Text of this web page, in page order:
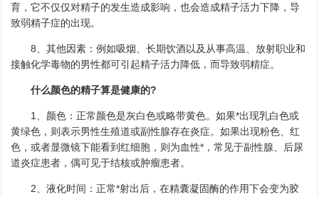
育，它不仅仅对精子的发生造成影响，也会造成精子活力下降，导
致弱精子症的出现。
8、其他因素：例如吸烟、长期饮酒以及从事高温、放射职业和
接触化学毒物的男性都可引起精子活力降低，而导致弱精症。
什么颜色的精子算是健康的?
1、颜色：正常颜色是灰白色或略带黄色。如果*出现乳白色或
黄绿色，则表示男性生殖道或副性腺存在炎症。如果出现粉色、红
色，或者显微镜下能看到红细胞，则为血性*，常见于副性腺、后尿
道炎症患者，偶可见于结核或肿瘤患者。
2、液化时间：正常*射出后，在精囊凝固酶的作用下会变为胶